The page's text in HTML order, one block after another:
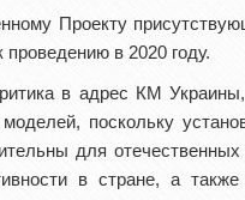
Проекту
в 2020 году.
в адрес КМ
моделей, поскольку
для
в стране, а